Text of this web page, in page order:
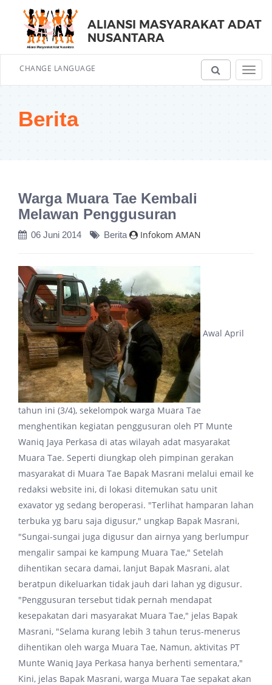
ALIANSI MASYARAKAT ADAT
NUSANTARA
CHANGE LANGUAGE
Berita
Warga Muara Tae Kembali
Melawan Penggusuran
06 Juni 2014 Berita Infokom AMAN
Awal April
tahun ini (3/4), sekelompok warga Muara Tae
menghentikan kegiatan penggusuran oleh PT Munte
Waniq Jaya Perkasa di atas wilayah adat masyarakat
Muara Tae. Seperti diungkap oleh pimpinan gerakan
masyarakat di Muara Tae Bapak Masrani melalui email ke
redaksi website ini, di lokasi ditemukan satu unit
exavator yg sedang beroperasi. "Terlihat hamparan lahan
terbuka yg baru saja digusur," ungkap Bapak Masrani,
"Sungai-sungai juga digusur dan airnya yang berlumpur
mengalir sampai ke kampung Muara Tae," Setelah
dihentikan secara damai, lanjut Bapak Masrani, alat
beratpun dikeluarkan tidak jauh dari lahan yg digusur.
"Penggusuran tersebut tidak pernah mendapat
kesepakatan dari masyarakat Muara Tae," jelas Bapak
Masrani, "Selama kurang lebih 3 tahun terus-menerus
dihentikan oleh warga Muara Tae, Namun, aktivitas PT
Munte Waniq Jaya Perkasa hanya berhenti sementara,"
Kini, jelas Bapak Masrani, warga Muara Tae sepakat akan